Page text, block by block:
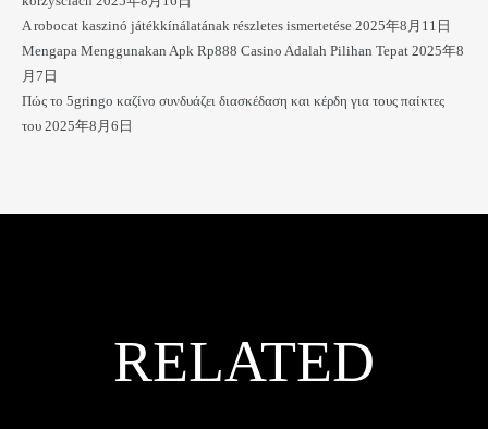
A robocat kaszinó játékkínálatának részletes ismertetése 2025年8月11日
Mengapa Menggunakan Apk Rp888 Casino Adalah Pilihan Tepat 2025年8
月7日
Πώς το 5gringo καζίνο συνδυάζει διασκέδαση και κέρδη για τους παίκτες
του 2025年8月6日
RELATED